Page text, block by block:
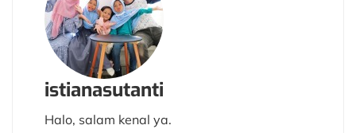
istianasutanti
Halo, salam kenal ya.